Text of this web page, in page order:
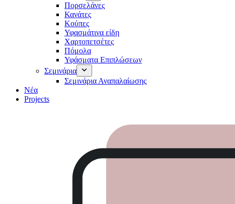
Πορσελάνες
Κανάτες
Κούπες
Υφασμάτινα είδη
Χαρτοπετσέτες
Πόμολα
Υφάσματα Επιπλώσεων
Σεμινάρια
Σεμινάρια Αναπαλαίωσης
Νέα
Projects